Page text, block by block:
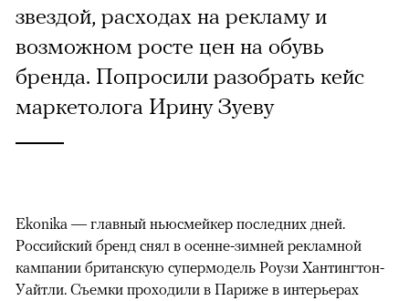
звездой, расходах на рекламу и
возможном росте цен на обувь
бренда. Попросили разобрать кейс
маркетолога Ирину Зуеву
Ekonika — главный ньюсмейкер последних дней.
Российский бренд снял в осенне-зимней рекламной
кампании британскую супермодель Роузи Хантингтон-
Уайтли. Cъемки проходили в Париже в интерьерах